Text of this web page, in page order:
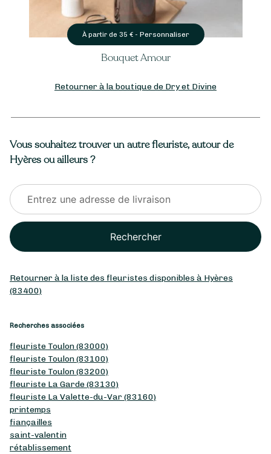
À partir de 35 € - Personnaliser
Bouquet Amour
Retourner à la boutique de Dry et Divine
Vous souhaitez trouver un autre fleuriste, autour de
Hyères ou ailleurs ?
Rechercher
Retourner à la liste des fleuristes disponibles à Hyères
(83400)
Recherches associées
fleuriste Toulon (83000)
fleuriste Toulon (83100)
fleuriste Toulon (83200)
fleuriste La Garde (83130)
fleuriste La Valette-du-Var (83160)
printemps
fiançailles
saint-valentin
rétablissement